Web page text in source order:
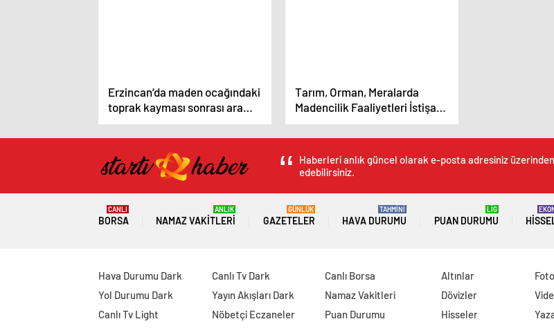
Erzincan’da maden ocağındaki
toprak kayması sonrası arama
kurtarma çalışmaları devam
ediyor
Tarım, Orman, Meralarda
Madencilik Faaliyetleri İstişare
Toplantısı Gerçekleştirildi
Haberleri anlık güncel olarak e-posta adresiniz
edebilirsiniz.
BORSA
CANLI
NAMAZ VAKITLERI
ANLIK
GAZETELER
GÜNLÜK
HAVA DURUMU
TAHMİNİ
PUAN DURUMU
LİG
Hava Durumu Dark
Yol Durumu Dark
Canlı Tv Light
Canlı Tv Dark
Yayın Akışları Dark
Nöbetçi Eczaneler
Canlı Borsa
Namaz Vakitleri
Puan Durumu
Altınlar
Dövizler
Hisseler